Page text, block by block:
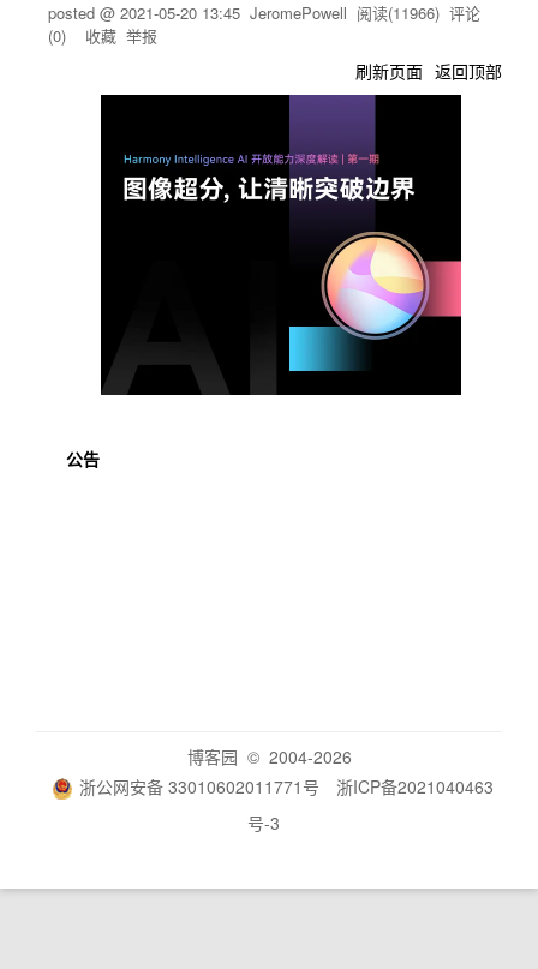
posted @ 2021-05-20 13:45 JeromePowell 阅读(11966) 评论
(0) 收藏 举报
刷新页面 返回顶部
公告
博客园 © 2004-2026
浙公网安备 33010602011771号
浙ICP备2021040463
号-3